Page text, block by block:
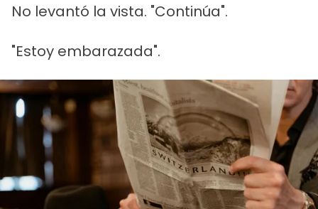
No levantó la vista. "Continúa".
"Estoy embarazada".